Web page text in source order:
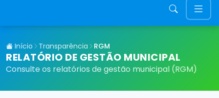
Início Transparência RGM
RELATÓRIO DE GESTÃO MUNICIPAL
Consulte os relatórios de gestão municipal (RGM)